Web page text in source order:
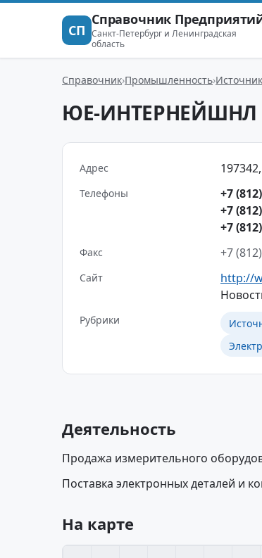
СП
Справочник
Санкт-Петербург и Ленинградская
область
Справочник Промышленность
ЮЕ-ИНТЕРНЕЙШНЛ
Адрес
Телефоны
+7
+7
+7
Факс +7
Сайт
http://
Рубрики
Деятельность
Продажа измерительного
Поставка электронных деталей и
На карте